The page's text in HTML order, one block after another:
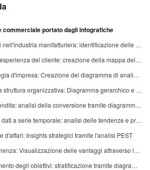
commerciale portato dagli infografiche
1. Analisi dei problemi nell'industria manifatturiera: identificazione delle cause radiche tramite il diagramma Ishikawa
2. Ottimizzazione dell'esperienza del cliente: creazione della mappa della giornata
3. Definizione di strategia d'impresa: Creazione del diagramma di analisi SWOT
4. Ottimizzazione della struttura organizzativa: Diagramma gerarchico e assegnazione delle risorse
5. Analisi dei dati di vendita: analisi della conversione tramite diagramma a imbuto
6. Visualizzazione dei dati a serie temporale: analisi delle tendenze e previsioni
d'affari: Insights strategici tramite l'analisi PEST
8. Analisi della concorrenza: Visualizzazione delle vantaggi attraverso la matrice di confronto
9. Piano di raggiungimento degli obiettivi: stratificazione tramite diagramma a piramide